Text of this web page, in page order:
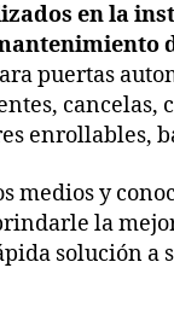
en la
puertas
cancelas,
enrollables,
medios y
la
solución a